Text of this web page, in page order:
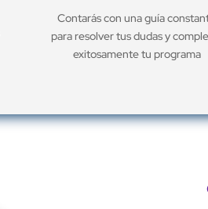
Contarás con una guía
para resolver tus dudas y
exitosamente tu programa